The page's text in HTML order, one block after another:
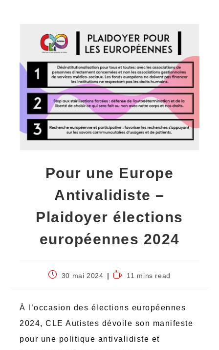
Pour une Europe
Antivalidiste –
Plaidoyer élections
européennes 2024
30 mai 2024 11 mins read
À l’occasion des élections européennes
2024, CLE Autistes dévoile son manifeste
pour une politique antivalidiste et